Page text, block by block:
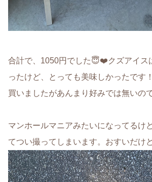
合計で、1050円でした😇❤️クズアイス
ったけど、とっても美味しかったです
買いましたがあんまり好みでは無いの
マンホールマニアみたいになってるけ
てつい撮ってしまいます。おすいだけ